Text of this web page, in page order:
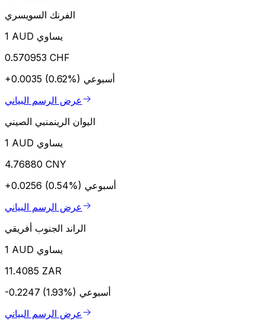
الفرنك السويسري
1 AUD يساوي
0.570953 CHF
+0.0035 (0.62%) أسبوعي
عرض الرسم البياني
اليوان الرينمنبي الصيني
1 AUD يساوي
4.76880 CNY
+0.0256 (0.54%) أسبوعي
عرض الرسم البياني
الراند الجنوب أفريقي
1 AUD يساوي
11.4085 ZAR
-0.2247 (1.93%) أسبوعي
عرض الرسم البياني